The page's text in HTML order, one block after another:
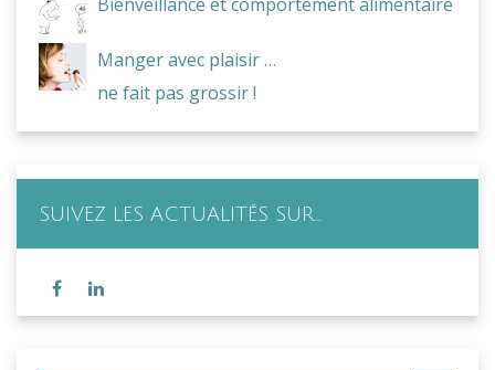
Manger avec plaisir …
ne fait pas grossir !
SUIVEZ LES ACTUALITÉS SUR…